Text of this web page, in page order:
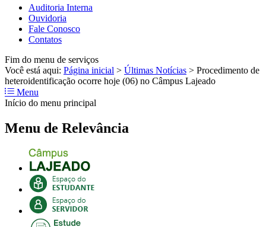
Auditoria Interna
Ouvidoria
Fale Conosco
Contatos
Fim do menu de serviços
Você está aqui: Página inicial > Últimas Notícias > Procedimento de
heteroidentificação ocorre hoje (06) no Câmpus Lajeado
Menu
Início do menu principal
Menu de Relevância